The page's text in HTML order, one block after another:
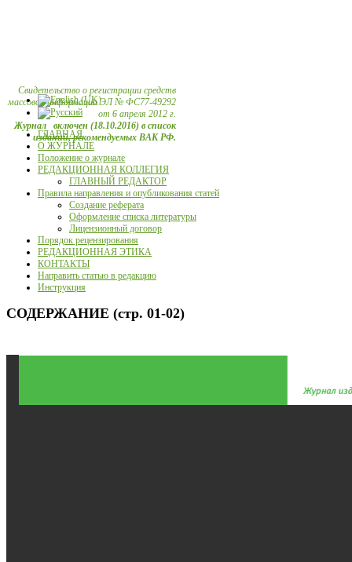
Свидетельство о регистрации средств
массовой информации ЭЛ № ФС77-49292
от 6 апреля 2012 г.
Журнал включен (18.10.2016) в список
изданий, рекомендуемых ВАК РФ.
ГЛАВНАЯ
О ЖУРНАЛЕ
Положение о журнале
РЕДАКЦИОННАЯ КОЛЛЕГИЯ
ГЛАВНЫЙ РЕДАКТОР
Правила направления и опубликования статей
Создание реферата
Оформление списка литературы
Лицензионный договор
Порядок рецензирования
РЕДАКЦИОННАЯ ЭТИКА
КОНТАКТЫ
Направить статью в редакцию
Инструкция
СОДЕРЖАНИЕ (стр. 01-02)